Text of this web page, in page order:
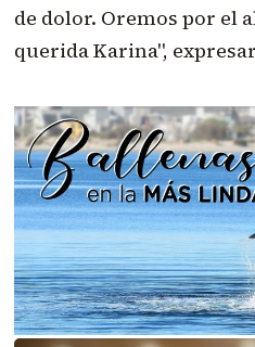
de dolor. Oremos por el
querida Karina",